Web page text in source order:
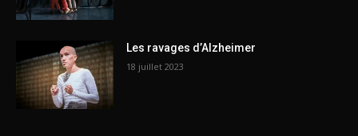
Les ravages d’Alzheimer
18 juillet 2023